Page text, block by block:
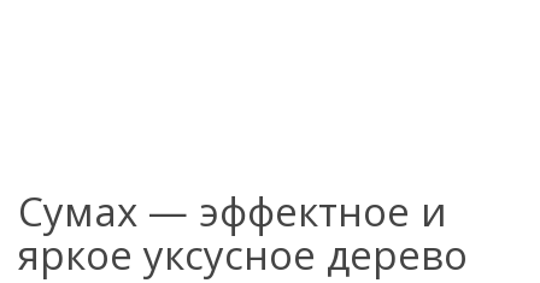
Сумах — эффектное и
яркое уксусное дерево